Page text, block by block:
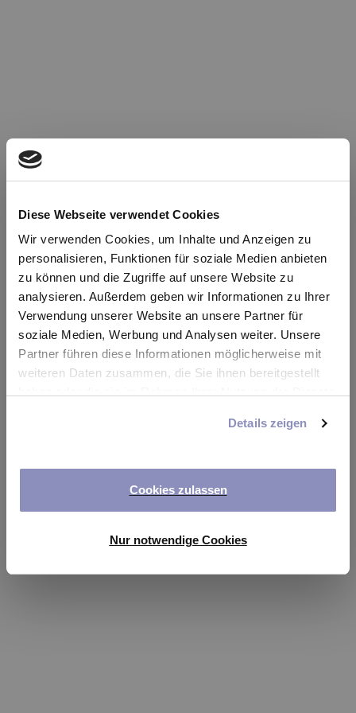
Diese Webseite verwendet Cookies
Wir verwenden Cookies, um Inhalte und Anzeigen zu
personalisieren, Funktionen für soziale Medien anbieten
zu können und die Zugriffe auf unsere Website zu
analysieren. Außerdem geben wir Informationen zu Ihrer
Verwendung unserer Website an unsere Partner für
soziale Medien, Werbung und Analysen weiter. Unsere
Partner führen diese Informationen möglicherweise mit
weiteren Daten zusammen, die Sie ihnen bereitgestellt
anpassen oder widerrufen. Weitere Details hierzu finden
Details zeigen
Cookies zulassen
Nur notwendige Cookies
Oops!
Something went wrong. Please try refreshing the
app
Refresh